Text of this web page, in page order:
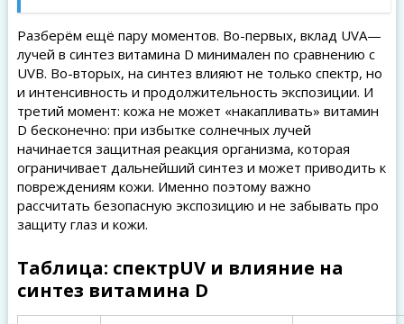
Разберём ещё пару моментов. Во-первых, вклад UVA—
лучей в синтез витамина D минимален по сравнению с
UVB. Во-вторых, на синтез влияют не только спектр, но
и интенсивность и продолжительность экспозиции. И
третий момент: кожа не может «накапливать» витамин
D бесконечно: при избытке солнечных лучей
начинается защитная реакция организма, которая
ограничивает дальнейший синтез и может приводить к
повреждениям кожи. Именно поэтому важно
рассчитать безопасную экспозицию и не забывать про
защиту глаз и кожи.
Таблица: спектрUV и влияние на
синтез витамина D